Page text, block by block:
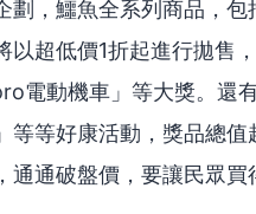
劃，鱷魚全系列商品，
以超低價1折起進行拋售
電動機車」等大獎。還
等等好康活動，獎品總
通破盤價，要讓民眾買